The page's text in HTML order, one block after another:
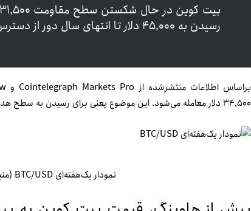
رسیدن به ۴۵٬۰۰۰ دلار تا انتهای سال دور از دسترس نیست.
۳۴٬۵۰۰ دلار معامله می‌شود. این موضوع یعنی برای رسیدن به سطح هدف پایان سال به ۳۰درصد افزایش دیگر نیاز دارد.
نمودار یک‌هفته‌ای BTC/USD (منبع: TradingView)